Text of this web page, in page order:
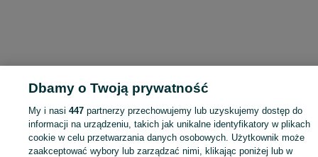
Dbamy o Twoją prywatność
My i nasi447 partnerzy przechowujemy lub uzyskujemy dostęp do
informacji na urządzeniu, takich jak unikalne identyfikatory w plikach
cookie w celu przetwarzania danych osobowych. Użytkownik może
zaakceptować wybory lub zarządzać nimi, klikając poniżej lub w